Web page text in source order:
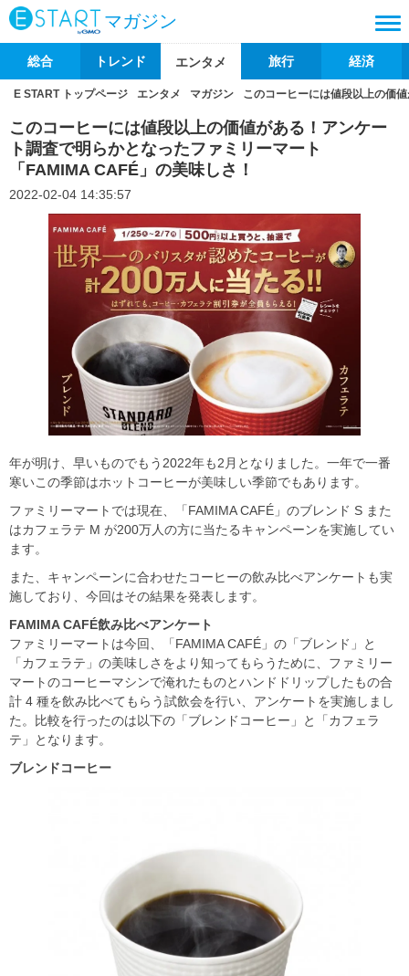
マガジン
総合 トレンド エンタメ 旅行 経済
E START トップページ エンタメ マガジン このコーヒーには値段以上の価
このコーヒーには値段以上の価値がある！アンケー
ト調査で明らかとなったファミリーマート
「FAMIMA CAFÉ」の美味しさ！
2022-02-04 14:35:57
年が明け、早いものでもう2022年も2月となりました。一年で一番
寒いこの季節はホットコーヒーが美味しい季節でもあります。
ファミリーマートでは現在、「FAMIMA CAFÉ」のブレンド S また
はカフェラテ M が200万人の方に当たるキャンペーンを実施してい
ます。
また、キャンペーンに合わせたコーヒーの飲み比べアンケートも実
施しており、今回はその結果を発表します。
FAMIMA CAFÉ飲み比べアンケート
ファミリーマートは今回、「FAMIMA CAFÉ」の「ブレンド」と
「カフェラテ」の美味しさをより知ってもらうために、ファミリー
マートのコーヒーマシンで淹れたものとハンドドリップしたもの合
計 4 種を飲み比べてもらう試飲会を行い、アンケートを実施しまし
た。比較を行ったのは以下の「ブレンドコーヒー」と「カフェラ
テ」となります。
ブレンドコーヒー